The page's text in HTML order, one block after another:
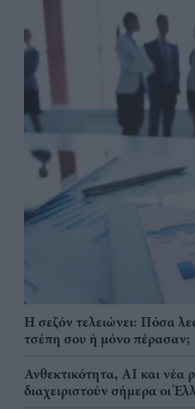
Η σεζόν τελειώνει: Πόσα
τσέπη σου ή μόνο πέρασαν;
Ανθεκτικότητα, AI και νέα
διαχειριστούν σήμερα οι